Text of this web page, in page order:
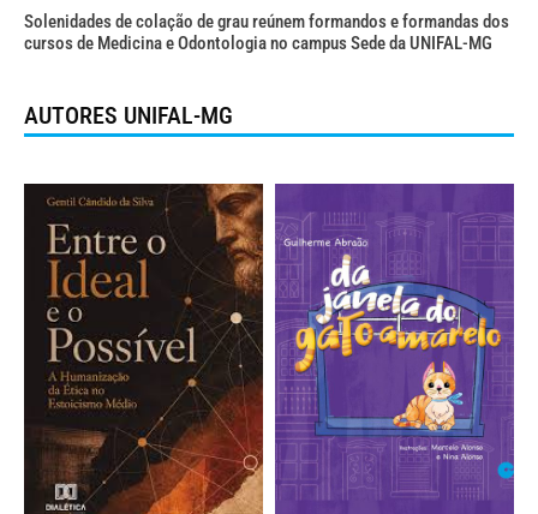
Solenidades de colação de grau reúnem formandos e formandas dos
cursos de Medicina e Odontologia no campus Sede da UNIFAL-MG
AUTORES UNIFAL-MG